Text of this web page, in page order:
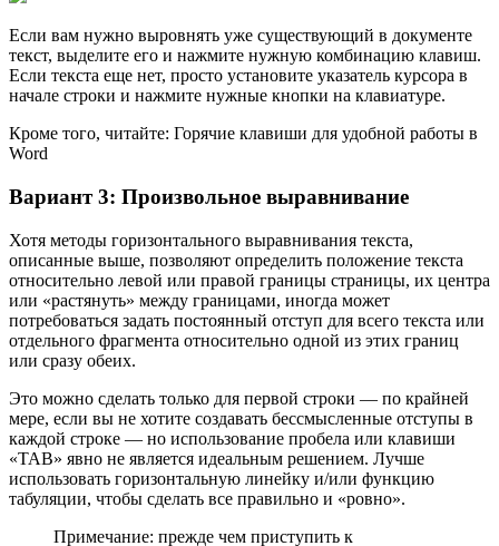
Если вам нужно выровнять уже существующий в документе
текст, выделите его и нажмите нужную комбинацию клавиш.
Если текста еще нет, просто установите указатель курсора в
начале строки и нажмите нужные кнопки на клавиатуре.
Кроме того, читайте: Горячие клавиши для удобной работы в
Word
Вариант 3: Произвольное выравнивание
Хотя методы горизонтального выравнивания текста,
описанные выше, позволяют определить положение текста
относительно левой или правой границы страницы, иx центра
или «растянуть» между границами, иногда может
потребоваться задать постоянный отступ для всего текста или
отдельного фрагмента относительно одной из этих границ
или сразу обеих.
Это можно сделать только для первой строки — по крайней
мере, если вы не хотите создавать бессмысленные отступы в
каждой строке — но использование пробела или клавиши
«TAB» явно не является идеальным решением. Лучше
использовать горизонтальную линейку и/или функцию
табуляции, чтобы сделать все правильно и «ровно».
Примечание: прежде чем приступить к